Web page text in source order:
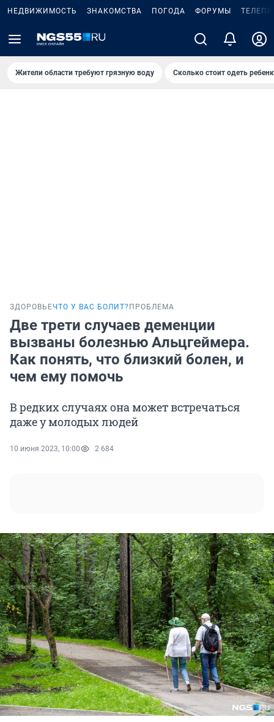
НЕДВИЖИМОСТЬ ЗНАКОМСТВА ПОГОДА ФОРУМЫ
Жители области требуют грязную воду Сколько стоит одеть
ЗДОРОВЬЕЧТО У ВАС БОЛИТ? ПРОБЛЕМА
Две трети случаев деменции
вызваны болезнью Альцгеймера.
Как понять, что близкий болен, и
чем ему помочь
В редких случаях она может встречаться
даже у молодых людей
10 июня 2023, 10:00 2 684